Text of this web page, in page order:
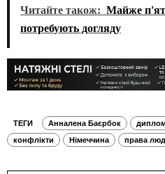
Читайте також: Майже
потребують догляду
ТЕГИ Анналена Баєрбок
конфлікти
Німеччина права